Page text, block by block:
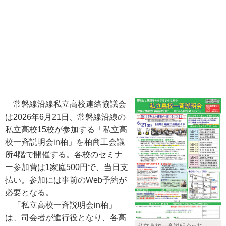
常磐線沿線私立高校連絡協議会
は2026年6月21日、常磐線沿線の
私立高校15校が参加する「私立高
校一斉説明会in柏」を柏商工会議
所4階で開催する。各校のセミナ
ー参加費は1家庭500円で、当日支
払い。参加には事前のWeb予約が
必要となる。
「私立高校一斉説明会in柏」
は、司会者が進行役となり、各高